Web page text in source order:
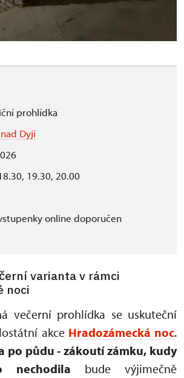
prohlídka
Dyjí
19.30, 20.00
online doporučen
varianta v rámci
noci
večerní prohlídka se uskuteční
akce Hradozámecká noc.
po půdu - zákoutí zámku, kudy
nechodila bude výjimečně